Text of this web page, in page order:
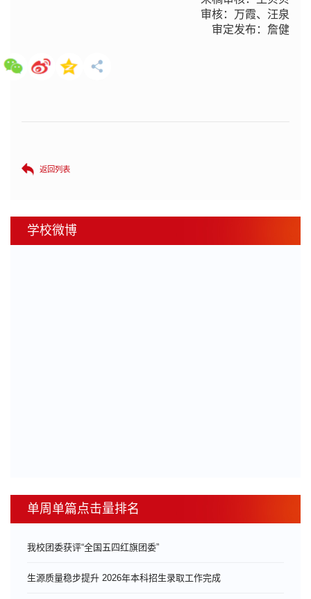
审核：万霞、汪泉
审定发布：詹健
返回列表
学校微博
单周单篇点击量排名
我校团委获评“全国五四红旗团委”
生源质量稳步提升 2026年本科招生录取工作完成